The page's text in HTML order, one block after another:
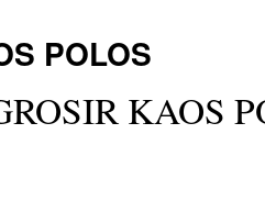
POLOS
KAOS